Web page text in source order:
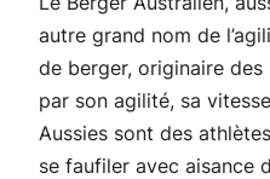
autre grand nom de
de berger, originaire
par son agilité, sa
Aussies sont des
se faufiler avec aisance